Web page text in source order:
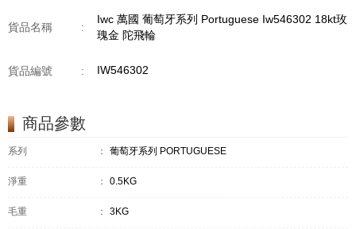
貨品名稱 :
Iwc 萬國 葡萄牙系列 Portuguese Iw546302 18kt玫
瑰金 陀飛輪
貨品編號 : IW546302
商品參數
系列 ： 葡萄牙系列 PORTUGUESE
淨重 ： 0.5KG
毛重 ： 3KG